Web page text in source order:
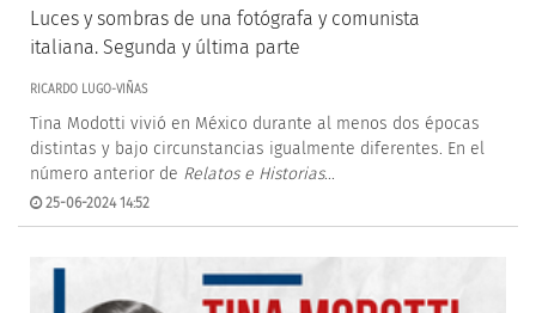
Luces y sombras de una fotógrafa y comunista
italiana. Segunda y última parte
RICARDO LUGO-VIÑAS
Tina Modotti vivió en México durante al menos dos épocas
distintas y bajo circunstancias igualmente diferentes. En el
número anterior de Relatos e Historias...
25-06-2024 14:52